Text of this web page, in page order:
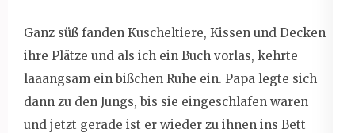
Ganz süß fanden Kuscheltiere, Kissen und Decken
ihre Plätze und als ich ein Buch vorlas, kehrte
laaangsam ein bißchen Ruhe ein. Papa legte sich
dann zu den Jungs, bis sie eingeschlafen waren
und jetzt gerade ist er wieder zu ihnen ins Bett